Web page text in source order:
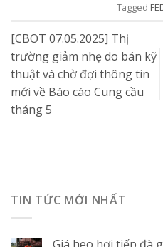
Tagged
[CBOT 07.05.2025] Thị
trường giảm nhẹ do bán kỹ
thuật và chờ đợi thông tin
mới về Báo cáo Cung cầu
tháng 5
TIN TỨC MỚI NHẤT